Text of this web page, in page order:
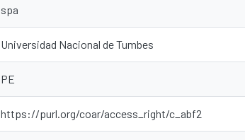
spa
Universidad Nacional de Tumbes
PE
https://purl.org/coar/access_right/c_abf2